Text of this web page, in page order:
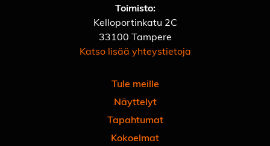
Toimisto:
Kelloportinkatu 2C
33100 Tampere
Katso lisää yhteystietoja
Tule meille
Näyttelyt
Tapahtumat
Kokoelmat